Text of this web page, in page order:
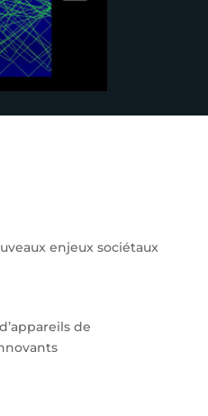
enjeux sociétaux
de